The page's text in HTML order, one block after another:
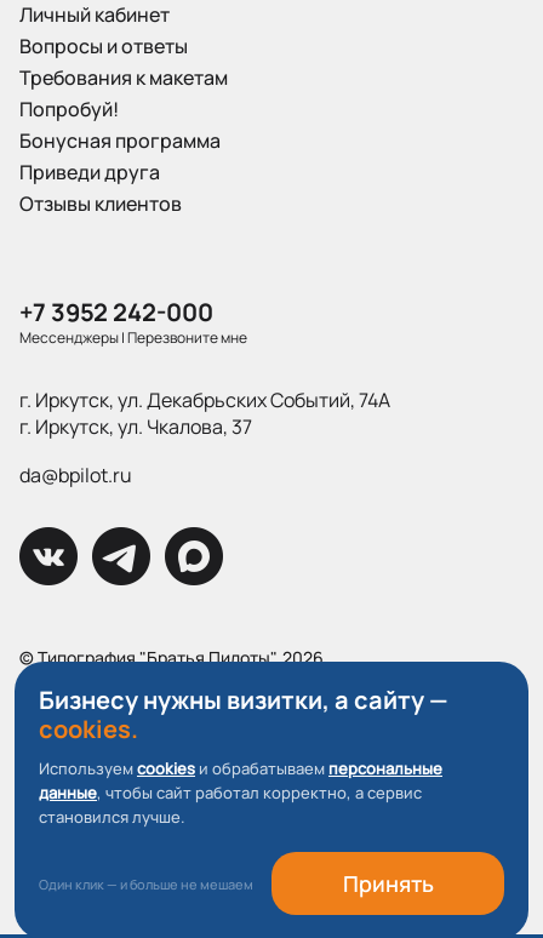
Личный кабинет
Вопросы и ответы
Требования к макетам
Попробуй!
Бонусная программа
Приведи друга
Отзывы клиентов
+7 3952 242-000
Мессенджеры|Перезвоните мне
г. Иркутск, ул. Декабрьских Событий, 74А
г. Иркутск, ул. Чкалова, 37
da@bpilot.ru
© Типография "Братья Пилоты", 2026
Все права защищены.
Политика конфиденциальности
Пользовательское соглашение
О файлах Cookie
Бизнесу нужны визитки, а сайту —
cookies.
Используемcookies и обрабатываем персональные
данные, чтобы сайт работал корректно, а сервис
становился лучше.
Один клик — и больше не мешаем Принять